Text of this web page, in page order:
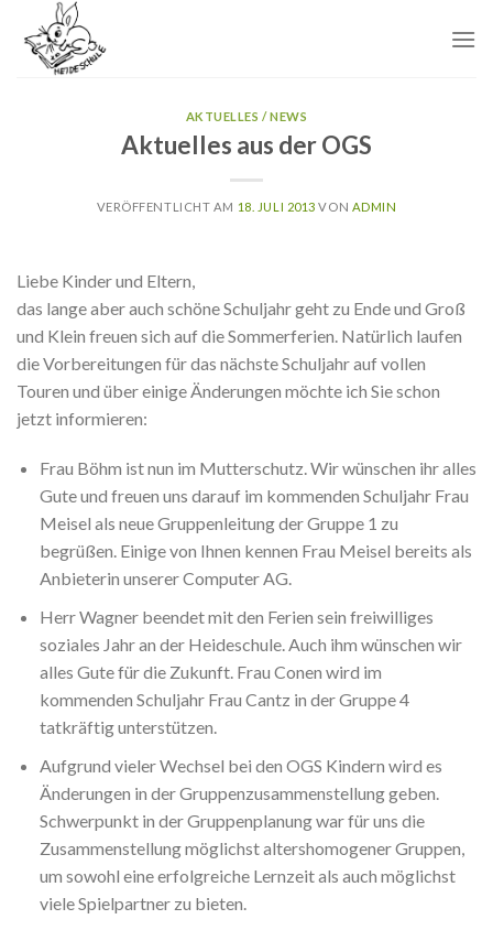
content
AKTUELLES / NEWS
Aktuelles aus der OGS
VERÖFFENTLICHT AM 18. JULI 2013 VON ADMIN
Liebe Kinder und Eltern,
das lange aber auch schöne Schuljahr geht zu Ende und Groß
und Klein freuen sich auf die Sommerferien. Natürlich laufen
die Vorbereitungen für das nächste Schuljahr auf vollen
Touren und über einige Änderungen möchte ich Sie schon
jetzt informieren:
Frau Böhm ist nun im Mutterschutz. Wir wünschen ihr alles
Gute und freuen uns darauf im kommenden Schuljahr Frau
Meisel als neue Gruppenleitung der Gruppe 1 zu
begrüßen. Einige von Ihnen kennen Frau Meisel bereits als
Anbieterin unserer Computer AG.
Herr Wagner beendet mit den Ferien sein freiwilliges
soziales Jahr an der Heideschule. Auch ihm wünschen wir
alles Gute für die Zukunft. Frau Conen wird im
kommenden Schuljahr Frau Cantz in der Gruppe 4
tatkräftig unterstützen.
Aufgrund vieler Wechsel bei den OGS Kindern wird es
Änderungen in der Gruppenzusammenstellung geben.
Schwerpunkt in der Gruppenplanung war für uns die
Zusammenstellung möglichst altershomogener Gruppen,
um sowohl eine erfolgreiche Lernzeit als auch möglichst
viele Spielpartner zu bieten.